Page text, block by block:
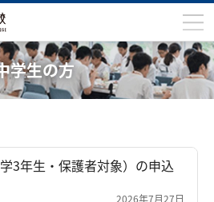
学生の方
3年生・保護者対象）の申込
2026年7月27日